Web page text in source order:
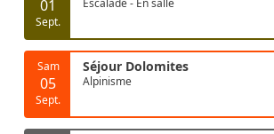
01
Sept.
Escalade - En salle
Sam
05
Sept.
Séjour Dolomites
Alpinisme